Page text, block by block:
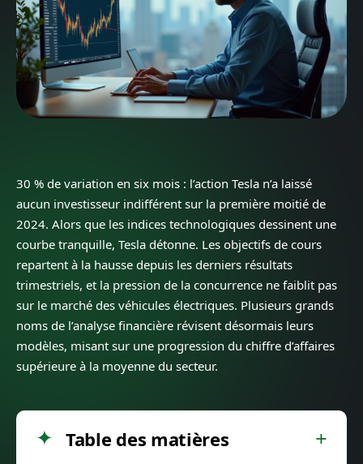
30 % de variation en six mois : l’action Tesla n’a laissé
aucun investisseur indifférent sur la première moitié de
2024. Alors que les indices technologiques dessinent une
courbe tranquille, Tesla détonne. Les objectifs de cours
repartent à la hausse depuis les derniers résultats
trimestriels, et la pression de la concurrence ne faiblit pas
sur le marché des véhicules électriques. Plusieurs grands
noms de l’analyse financière révisent désormais leurs
modèles, misant sur une progression du chiffre d’affaires
supérieure à la moyenne du secteur.
Table des matières